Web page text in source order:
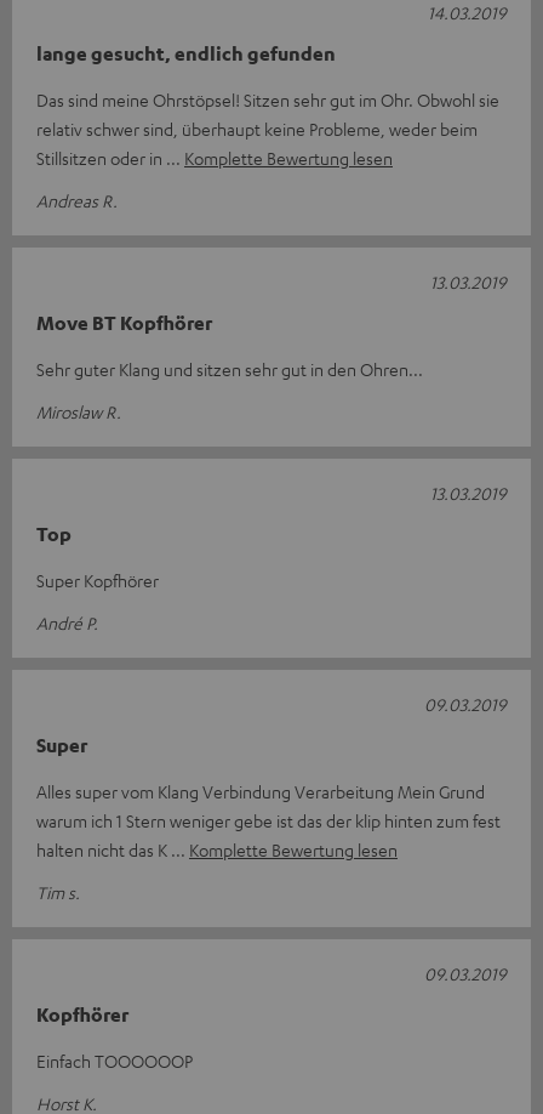
lange gesucht, endlich gefunden
Das sind meine Ohrstöpsel! Sitzen sehr gut im Ohr. Obwohl sie
relativ schwer sind, überhaupt keine Probleme, weder beim
Stillsitzen oder in
Komplette Bewertung lesen
Andreas R.
14.03.2019
Move BT Kopfhörer
Sehr guter Klang und sitzen sehr gut in den Ohren...
Miroslaw R.
13.03.2019
Top
Super Kopfhörer
André P.
13.03.2019
Super
Alles super vom Klang Verbindung Verarbeitung Mein Grund
warum ich 1 Stern weniger gebe ist das der klip hinten zum fest
halten nicht das K
Komplette Bewertung lesen
Tim s.
09.03.2019
Kopfhörer
Einfach TOOOOOOP
Horst K.
09.03.2019